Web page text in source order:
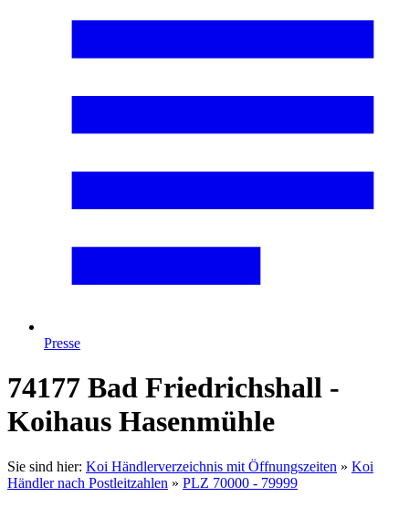
Presse
74177 Bad Friedrichshall -
Koihaus Hasenmühle
Sie sind hier: Koi Händlerverzeichnis mit Öffnungszeiten » Koi
Händler nach Postleitzahlen » PLZ 70000 - 79999